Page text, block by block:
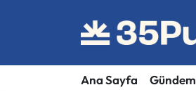
Ana Sayfa Gündem